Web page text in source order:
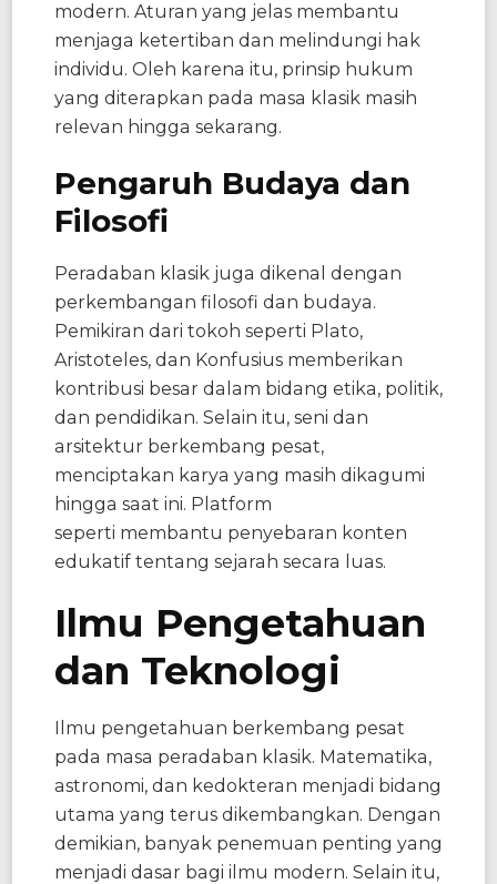
modern. Aturan yang jelas membantu
menjaga ketertiban dan melindungi hak
individu. Oleh karena itu, prinsip hukum
yang diterapkan pada masa klasik masih
relevan hingga sekarang.
Pengaruh Budaya dan
Filosofi
Peradaban klasik juga dikenal dengan
perkembangan filosofi dan budaya.
Pemikiran dari tokoh seperti Plato,
Aristoteles, dan Konfusius memberikan
kontribusi besar dalam bidang etika, politik,
dan pendidikan. Selain itu, seni dan
arsitektur berkembang pesat,
menciptakan karya yang masih dikagumi
hingga saat ini. Platform
seperti membantu penyebaran konten
edukatif tentang sejarah secara luas.
Ilmu Pengetahuan
dan Teknologi
Ilmu pengetahuan berkembang pesat
pada masa peradaban klasik. Matematika,
astronomi, dan kedokteran menjadi bidang
utama yang terus dikembangkan. Dengan
demikian, banyak penemuan penting yang
menjadi dasar bagi ilmu modern. Selain itu,